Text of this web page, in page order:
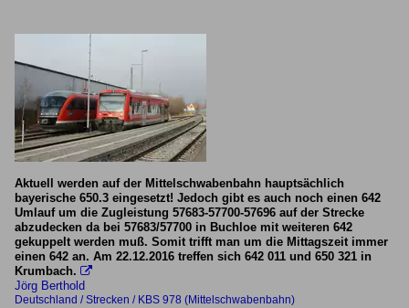
Aktuell werden auf der Mittelschwabenbahn hauptsächlich
bayerische 650.3 eingesetzt! Jedoch gibt es auch noch einen 642
Umlauf um die Zugleistung 57683-57700-57696 auf der Strecke
abzudecken da bei 57683/57700 in Buchloe mit weiteren 642
gekuppelt werden muß. Somit trifft man um die Mittagszeit immer
einen 642 an. Am 22.12.2016 treffen sich 642 011 und 650 321 in
Krumbach. 
Jörg Berthold
Deutschland / Strecken / KBS 978 (Mittelschwabenbahn)